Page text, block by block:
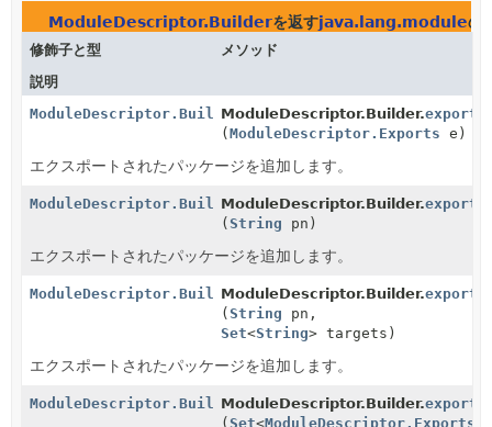
ModuleDescriptor.Builderを返すjava.lang.moduleの
修飾子と型
メソッド
説明
ModuleDescriptor.BuilderModuleDescriptor.Builder.exports
(ModuleDescriptor.Exports e)
エクスポートされたパッケージを追加します。
ModuleDescriptor.BuilderModuleDescriptor.Builder.exports
(String pn)
エクスポートされたパッケージを追加します。
ModuleDescriptor.BuilderModuleDescriptor.Builder.exports
(String pn,
Set<String> targets)
エクスポートされたパッケージを追加します。
ModuleDescriptor.BuilderModuleDescriptor.Builder.exports
(Set<